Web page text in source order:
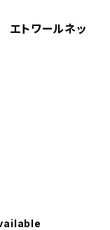
エトワールネッ